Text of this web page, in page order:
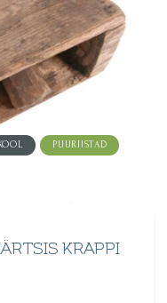
PUURIISTAD
KRAPPI